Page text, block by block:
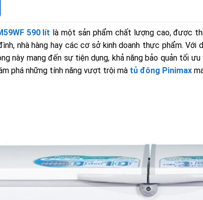
590 lít là một sản phẩm chất lượng cao, được
nhà hàng hay các cơ sở kinh doanh thực phẩm.
này mang đến sự tiện dụng, khả năng bảo quản tối
phá những tính năng vượt trội mà tủ đông Pinimax